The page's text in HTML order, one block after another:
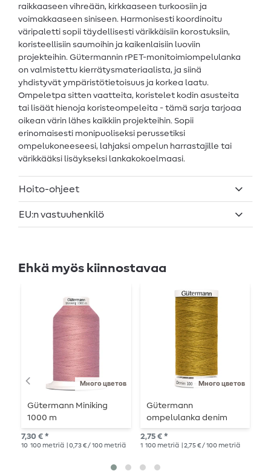
raikkaaseen vihreään, kirkkaaseen turkoosiin ja
voimakkaaseen siniseen. Harmonisesti koordinoitu
väripaletti sopii täydellisesti värikkäisiin korostuksiin,
koristeellisiin saumoihin ja kaikenlaisiin luoviin
projekteihin. Gütermannin rPET-monitoimiompelulanka
on valmistettu kierrätysmateriaalista, ja siinä
yhdistyvät ympäristötietoisuus ja korkea laatu.
Ompeletpa sitten vaatteita, koristelet kodin asusteita
tai lisäät hienoja koristeompeleita - tämä sarja tarjoaa
oikean värin lähes kaikkiin projekteihin. Sopii
erinomaisesti monipuoliseksi perussetiksi
ompelukoneeseesi, lahjaksi ompelun harrastajille tai
värikkääksi lisäykseksi lankakokoelmaasi.
Hoito-ohjeet
EU:n vastuuhenkilö
Ehkä myös kiinnostavaa
Много цветов
Gütermann Miniking
1000 m
7,30 € *
10 100 metriä | 0,73 € / 100 metriä
Много цветов
Gütermann
ompelulanka denim
100m
2,75 € *
1 100 metriä | 2,75 € / 100 metriä